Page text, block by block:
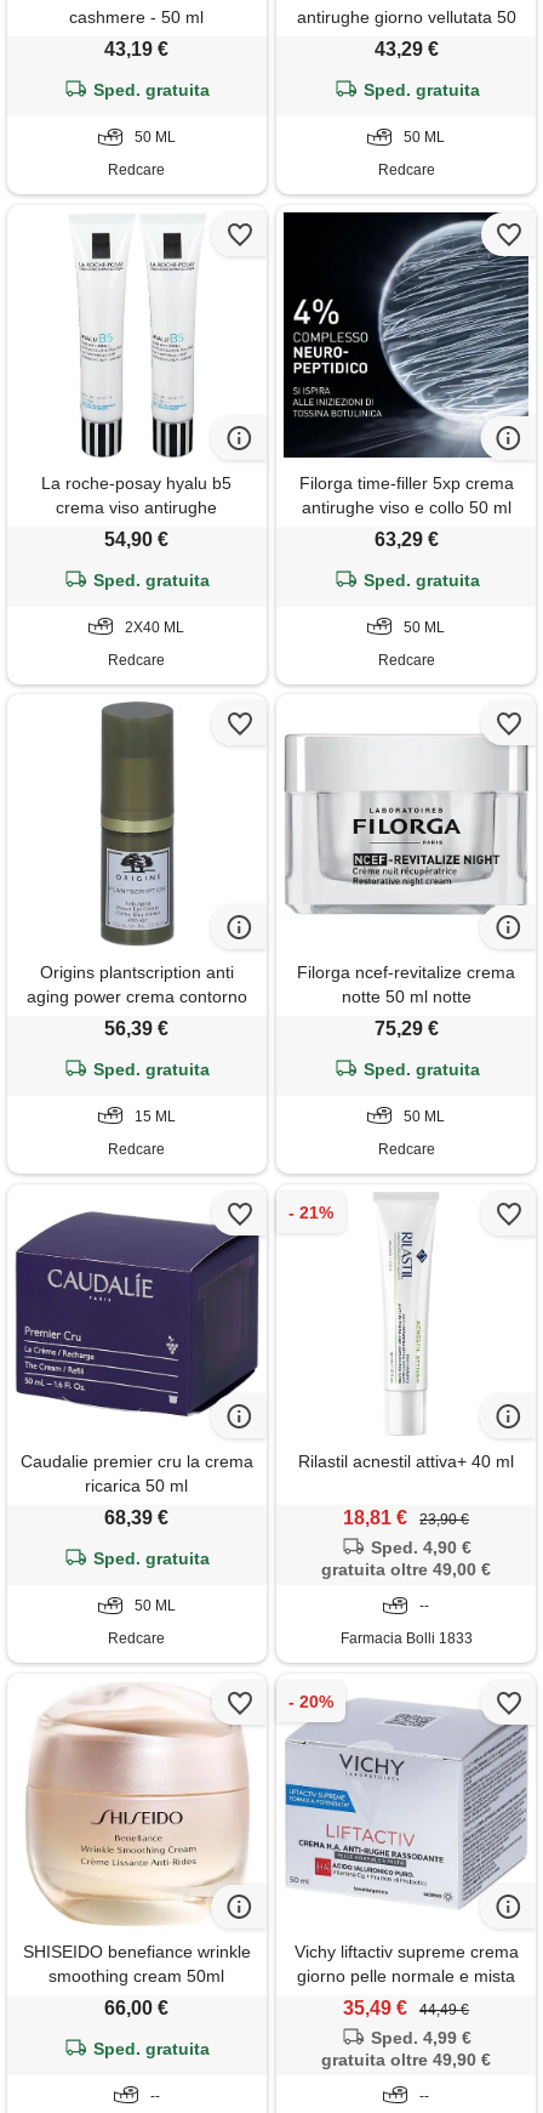
cashmere - 50 ml
43,19 €
Sped. gratuita
50 ML
Redcare
antirughe giorno vellutata 50
ml
43,29 €
Sped. gratuita
50 ML
Redcare
La roche-posay hyalu b5
crema viso antirughe
rimpolpante x2 2x40 ml
54,90 €
Sped. gratuita
2X40 ML
Redcare
Filorga time-filler 5xp crema
antirughe viso e collo 50 ml
63,29 €
Sped. gratuita
50 ML
Redcare
Origins plantscription anti
aging power crema contorno
occhi antietà 15 ml contorno
56,39 €
Sped. gratuita
15 ML
Redcare
Filorga ncef-revitalize crema
notte 50 ml notte
75,29 €
Sped. gratuita
50 ML
Redcare
Caudalie premier cru la crema
ricarica 50 ml
68,39 €
Sped. gratuita
50 ML
Redcare
Rilastil acnestil attiva+ 40 ml
18,81 € 23,90 €
Sped. 4,90 €
gratuita oltre 49,00 €
--
Farmacia Bolli 1833
SHISEIDO benefiance wrinkle
smoothing cream 50ml
66,00 €
Sped. gratuita
--
Vichy liftactiv supreme crema
giorno pelle normale e mista
50ml
35,49 € 44,49 €
Sped. 4,99 €
gratuita oltre 49,90 €
--